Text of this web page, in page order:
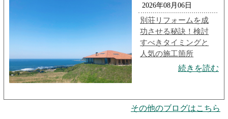
2026年08月06日
別荘リフォームを成
功させる秘訣！検討
すべきタイミングと
人気の施工箇所
続きを読む
その他のブログはこちら